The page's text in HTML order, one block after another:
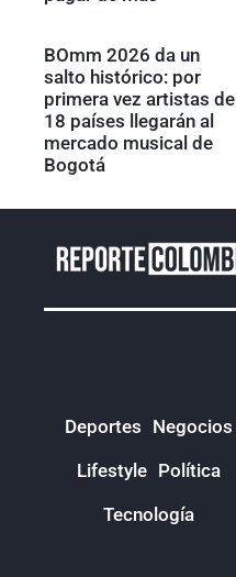
BOmm 2026 da un
salto histórico: por
primera vez artistas de
18 países llegarán al
mercado musical de
Bogotá
Deportes Negocios
Lifestyle Política
Tecnología